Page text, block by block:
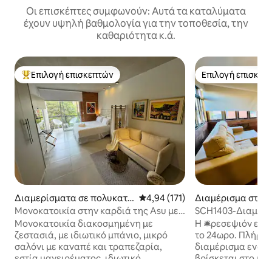
Οι επισκέπτες συμφωνούν: Αυτά τα καταλύματα
έχουν υψηλή βαθμολογία για την τοποθεσία, την
καθαριότητα κ.ά.
Κορυφαία επιλογή επισκεπτών
Επιλογή επισκεπτών
Διαμερίσματα σε πολυκατο
ικία στην πόλη Asunción
Μέση βαθμολογία: 4,94 στα 5,
4,94 (171)
Μονοκατοικία στην καρδιά της Asu με
μπαλόνι που βλέπει στο δρόμο
Μονοκατοικία διακοσμημένη με
ζεστασιά, με ιδιωτικό μπάνιο, μικρό
σαλόνι με καναπέ και τραπεζαρία,
Επιλογή
Επιλογή
Διαμέρισμα
ción
SCH1403-
Η 🛎️ρεσεψιόν
το 24ωρο. Πλήρως εξοπλισμένο
διαμέρισμα